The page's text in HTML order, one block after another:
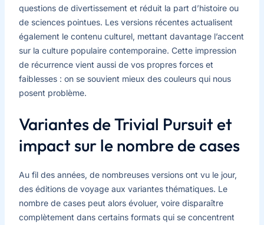
questions de divertissement et réduit la part d’histoire ou
de sciences pointues. Les versions récentes actualisent
également le contenu culturel, mettant davantage l’accent
sur la culture populaire contemporaine. Cette impression
de récurrence vient aussi de vos propres forces et
faiblesses : on se souvient mieux des couleurs qui nous
posent problème.
Variantes de Trivial Pursuit et
impact sur le nombre de cases
Au fil des années, de nombreuses versions ont vu le jour,
des éditions de voyage aux variantes thématiques. Le
nombre de cases peut alors évoluer, voire disparaître
complètement dans certains formats qui se concentrent